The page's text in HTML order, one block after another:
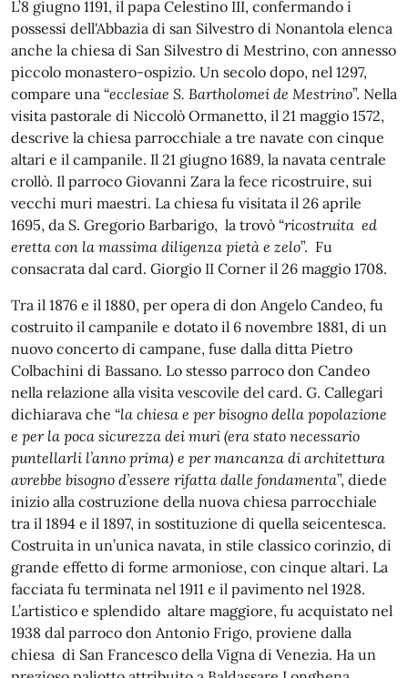
L’8 giugno 1191, il papa Celestino III, confermando i
possessi dell'Abbazia di san Silvestro di Nonantola elenca
anche la chiesa di San Silvestro di Mestrino, con annesso
piccolo monastero-ospizio. Un secolo dopo, nel 1297,
compare una “ecclesiae S. Bartholomei de Mestrino”. Nella
visita pastorale di Niccolò Ormanetto, il 21 maggio 1572,
descrive la chiesa parrocchiale a tre navate con cinque
altari e il campanile. Il 21 giugno 1689, la navata centrale
crollò. Il parroco Giovanni Zara la fece ricostruire, sui
vecchi muri maestri. La chiesa fu visitata il 26 aprile
1695, da S. Gregorio Barbarigo, la trovò “ricostruita ed
eretta con la massima diligenza pietà e zelo”. Fu
consacrata dal card. Giorgio II Corner il 26 maggio 1708.
Tra il 1876 e il 1880, per opera di don Angelo Candeo, fu
costruito il campanile e dotato il 6 novembre 1881, di un
nuovo concerto di campane, fuse dalla ditta Pietro
Colbachini di Bassano. Lo stesso parroco don Candeo
nella relazione alla visita vescovile del card. G. Callegari
dichiarava che “la chiesa e per bisogno della popolazione
e per la poca sicurezza dei muri (era stato necessario
puntellarli l’anno prima) e per mancanza di architettura
avrebbe bisogno d’essere rifatta dalle fondamenta”, diede
inizio alla costruzione della nuova chiesa parrocchiale
tra il 1894 e il 1897, in sostituzione di quella seicentesca.
Costruita in un’unica navata, in stile classico corinzio, di
grande effetto di forme armoniose, con cinque altari. La
facciata fu terminata nel 1911 e il pavimento nel 1928.
L’artistico e splendido altare maggiore, fu acquistato nel
1938 dal parroco don Antonio Frigo, proviene dalla
chiesa di San Francesco della Vigna di Venezia. Ha un